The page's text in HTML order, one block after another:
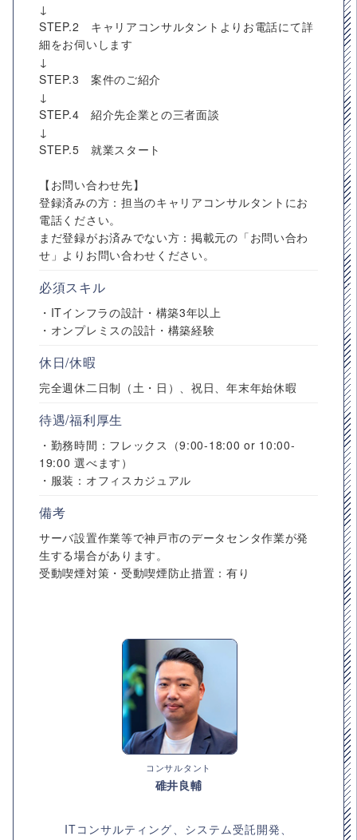
↓
STEP.2 キャリアコンサルタントよりお電話にて詳
細をお伺いします
↓
STEP.3 案件のご紹介
↓
STEP.4 紹介先企業との三者面談
↓
STEP.5 就業スタート
【お問い合わせ先】
登録済みの方：担当のキャリアコンサルタントにお
電話ください。
まだ登録がお済みでない方：掲載元の「お問い合わ
せ」よりお問い合わせください。
必須スキル
・ITインフラの設計・構築3年以上
・オンプレミスの設計・構築経験
休日/休暇
完全週休二日制（土・日）、祝日、年末年始休暇
待遇/福利厚生
・勤務時間：フレックス（9:00-18:00 or 10:00-
19:00 選べます）
・服装：オフィスカジュアル
備考
サーバ設置作業等で神戸市のデータセンタ作業が発
生する場合があります。
受動喫煙対策・受動喫煙防止措置：有り
コンサルタント
碓井良輔
ITコンサルティング、システム受託開発、